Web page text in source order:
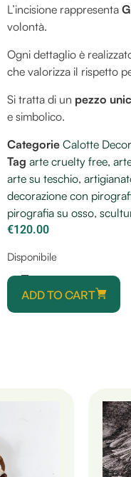
L’incisione rappresenta
volontà.
Ogni dettaglio è
che valorizza il rispetto
Si tratta di un pezzo
e simbolico.
Categorie Calotte
Tag arte cruelty free,
arte su teschio,
decorazione con
pirografia su osso,
€120.00
Disponibile
ADD TO CART